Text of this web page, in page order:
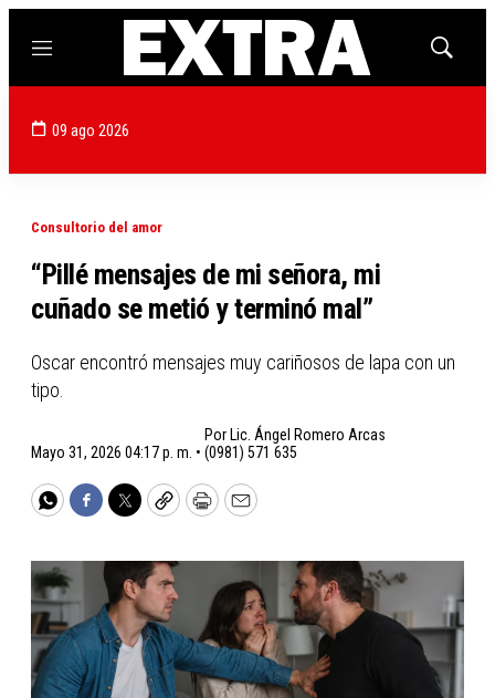
Menú
Mostrar
09 ago 2026
Consultorio del amor
“Pillé mensajes de mi señora, mi
cuñado se metió y terminó mal”
Oscar encontró mensajes muy cariñosos de lapa con un
tipo.
Mayo 31, 2026 04:17 p. m. •
Por Lic. Ángel Romero Arcas
(0981) 571 635
WhatsApp
Facebook
TwitterCopyPrintEmail